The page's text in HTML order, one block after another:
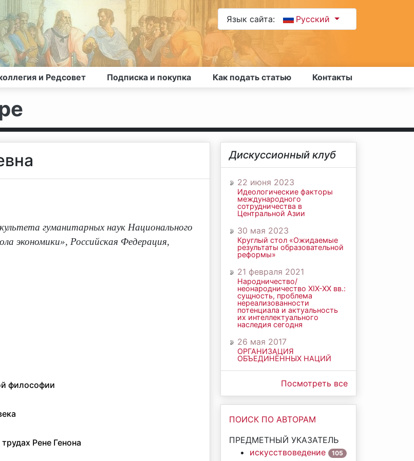
Язык сайта: Русский
и Редсовет Подписка и покупка Как подать статью Контакты
гуманитарных наук Национального
экономики», Российская Федерация,
философии
Рене Генона
Дискуссионный клуб
22 июня 2023
Идеологические факторы
международного
сотрудничества в
Центральной Азии
30 мая 2023
Круглый стол «Ожидаемые
результаты образовательной
реформы»
21 февраля 2021
Народничество/
неонародничество ХIХ-ХХ вв.:
сущность, проблема
нереализованности
потенциала и актуальность
их интеллектуального
наследия сегодня
26 мая 2017
ОРГАНИЗАЦИЯ
ОБЪЕДИНЁННЫХ НАЦИЙ
Посмотреть все
ПОИСК ПО АВТОРАМ
ПРЕДМЕТНЫЙ УКАЗАТЕЛЬ
искусствоведение
105